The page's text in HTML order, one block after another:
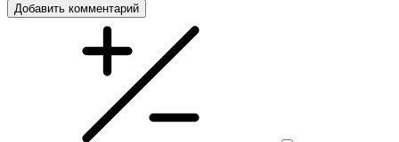
Добавить комментарий